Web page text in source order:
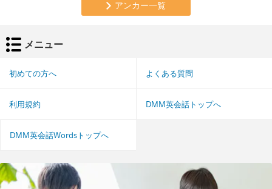
アンカー一覧
メニュー
初めての方へ よくある質問
利用規約 DMM英会話トップへ
DMM英会話Wordsトップへ